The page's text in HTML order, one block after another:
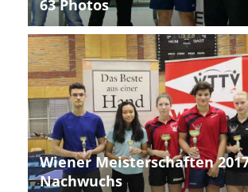
63 Photos
Wiener Meisterschaften
Nachwuchs